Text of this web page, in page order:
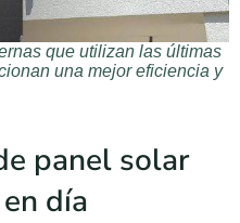
que utilizan las últimas
una mejor eficiencia y
panel solar
día